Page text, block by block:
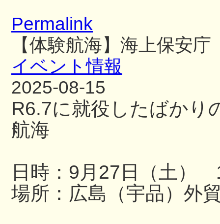
Permalink
【体験航海】海上保安
イベント情報
2025-08-15
R6.7に就役したばかり
航海
日時：9月27日（土）
場所：広島（宇品）外